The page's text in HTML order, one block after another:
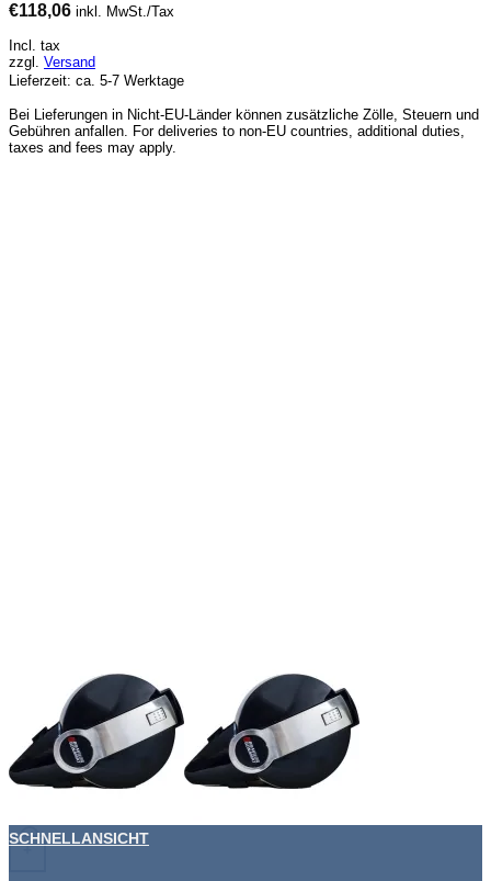
€118,06 inkl. MwSt./Tax
Incl. tax
zzgl. Versand
Lieferzeit: ca. 5-7 Werktage
Bei Lieferungen in Nicht-EU-Länder können zusätzliche Zölle, Steuern und
Gebühren anfallen. For deliveries to non-EU countries, additional duties,
taxes and fees may apply.
+
SCHNELLANSICHT